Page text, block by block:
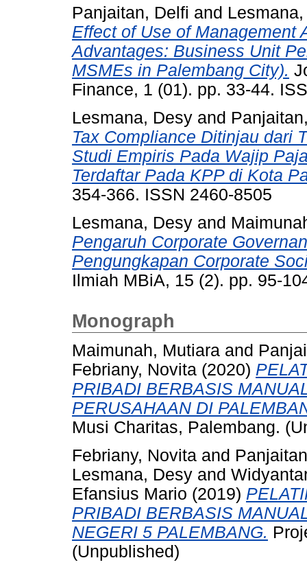
Panjaitan, Delfi and
Effect of Use of Management
Advantages: Business Unit
MSMEs in Palembang City).
Finance, 1 (01). pp. 33-44.
Lesmana, Desy and
Tax Compliance Ditinjau dari
Studi Empiris Pada Wajip
Terdaftar Pada KPP di Kota
354-366. ISSN 2460-8505
Lesmana, Desy and
Pengaruh Corporate
Pengungkapan Corporate
Ilmiah MBiA, 15 (2). pp. 95-
Monograph
Maimunah, Mutiara and
Febriany, Novita (2020)
PRIBADI BERBASIS
PERUSAHAAN DI
Musi Charitas, Palembang.
Febriany, Novita and
Lesmana, Desy and
Efansius Mario (2019)
PRIBADI BERBASIS
NEGERI 5 PALEMBANG.
(Unpublished)